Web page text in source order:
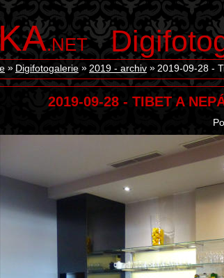
.NET
Digifotogalerie 2019 - archiv 2019-09-28 -
2019-09-28 - TIBET A